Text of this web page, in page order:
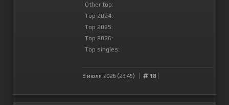
Other top:
Top 2024:
Top 2025:
Top 2026:
Top singles:
8 июля 2026 (23:45) 18